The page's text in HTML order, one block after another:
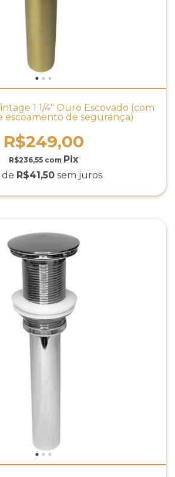
1 1/4" Ouro Escovado (com
escoamento de segurança)
R$249,00
R$236,55 com
de R$41,50 sem juros